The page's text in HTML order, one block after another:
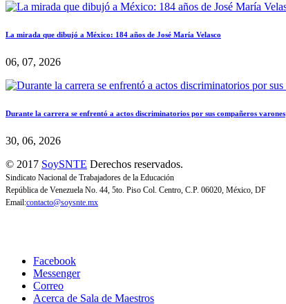
La mirada que dibujó a México: 184 años de José María Velasco
06, 07, 2026
Durante la carrera se enfrentó a actos discriminatorios por sus compañeros varones
30, 06, 2026
© 2017 SoySNTE Derechos reservados.
Sindicato Nacional de Trabajadores de la Educación
República de Venezuela No. 44, 5to. Piso Col. Centro, C.P. 06020, México, DF
Email:contacto@soysnte.mx
Facebook
Messenger
Correo
Acerca de Sala de Maestros